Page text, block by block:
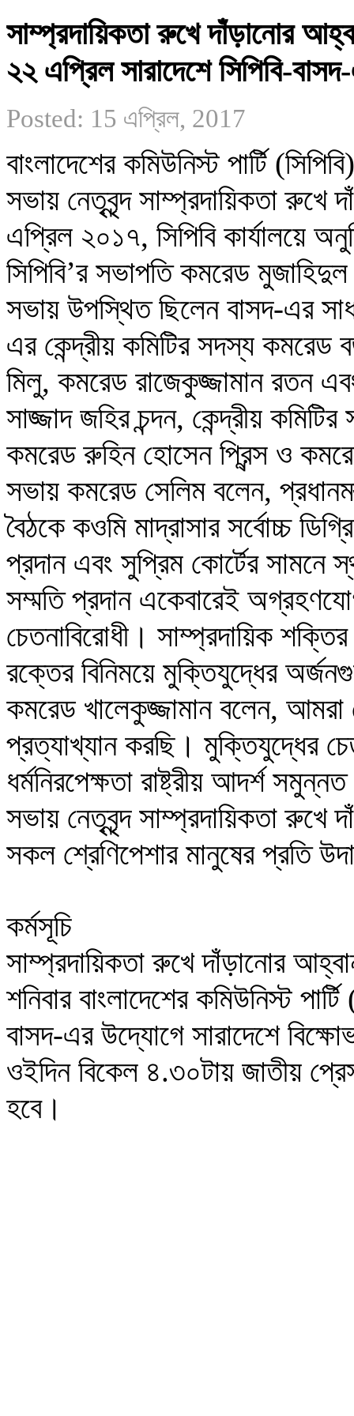
সাম্প্রদায়িকতা রুখে দাঁড়ানোর
২২ এপ্রিল সারাদেশে সিপিবি-
Posted: 15 এপ্রিল, 2017
বাংলাদেশের কমিউনিস্ট পার্টি
সভায় নেতৃবৃন্দ সাম্প্রদায়িকতা
এপ্রিল ২০১৭, সিপিবি কার্যালয়ে
সিপিবি’র সভাপতি কমরেড
সভায় উপস্থিত ছিলেন বাসদ-এর
এর কেন্দ্রীয় কমিটির সদস্য
মিলু, কমরেড রাজেকুজ্জামান রতন
সাজ্জাদ জহির চন্দন, কেন্দ্রীয়
কমরেড রুহিন হোসেন প্রিন্স ও
সভায় কমরেড সেলিম বলেন,
বৈঠকে কওমি মাদ্রাসার সর্বোচ্চ
প্রদান এবং সুপ্রিম কোর্টের সামনে
সম্মতি প্রদান একেবারেই
চেতনাবিরোধী। সাম্প্রদায়িক
রক্তের বিনিময়ে মুক্তিযুদ্ধের
কমরেড খালেকুজ্জামান বলেন,
প্রত্যাখ্যান করছি। মুক্তিযুদ্ধের
ধর্মনিরপেক্ষতা রাষ্ট্রীয় আদর্শ
সভায় নেতৃবৃন্দ সাম্প্রদায়িকতা রুখে
সকল শ্রেণিপেশার মানুষের প্রতি
কর্মসূচি
সাম্প্রদায়িকতা রুখে দাঁড়ানোর
শনিবার বাংলাদেশের কমিউনিস্ট
বাসদ-এর উদ্যোগে সারাদেশে
ওইদিন বিকেল ৪.৩০টায় জাতীয়